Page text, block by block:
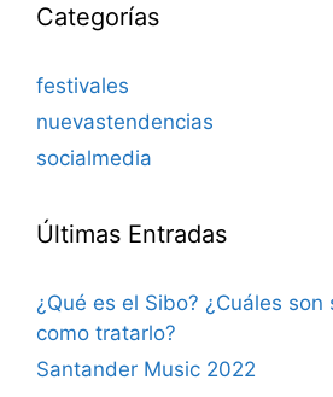
Categorías
festivales
nuevastendencias
socialmedia
Últimas Entradas
¿Qué es el Sibo? ¿Cuáles
como tratarlo?
Santander Music 2022